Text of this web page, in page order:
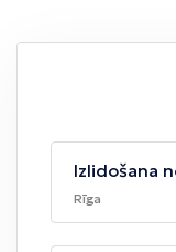
Izlidošana
Rīga